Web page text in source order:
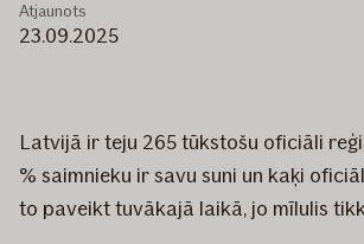
Atjaunots
23.09.2025
Latvijā ir teju 265 tūkstošu oficiāli
% saimnieku ir savu suni un kaķi
to paveikt tuvākajā laikā, jo mīlulis